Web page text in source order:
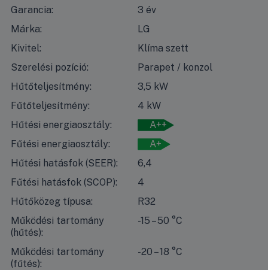
Garancia:
3 év
Márka:
LG
Kivitel:
Klíma szett
Szerelési pozíció:
Parapet / konzol
Hűtőteljesítmény:
3,5 kW
Fűtőteljesítmény:
4 kW
Hűtési energiaosztály:
A++
Fűtési energiaosztály:
A+
Hűtési hatásfok (SEER):
6,4
Fűtési hatásfok (SCOP):
4
Hűtőközeg típusa:
R32
Működési tartomány
(hűtés):
-15 – 50 °C
Működési tartomány
(fűtés):
-20 – 18 °C